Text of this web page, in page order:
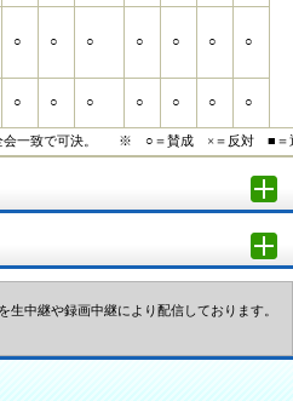
○ ○ ○ ○ ○ ○ ○
○ ○ ○ ○ ○ ○ ○
会一致で可決。 ※ ○＝賛成 ×＝反対 ■＝
生中継や録画中継により配信しております。